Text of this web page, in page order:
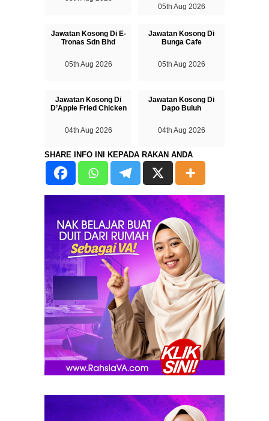
05th Aug 2026
Jawatan Kosong Di E-
Tronas Sdn Bhd
05th Aug 2026
Jawatan Kosong Di
Bunga Cafe
05th Aug 2026
Jawatan Kosong Di
D’Apple Fried Chicken
04th Aug 2026
Jawatan Kosong Di
Dapo Buluh
04th Aug 2026
SHARE INFO INI KEPADA RAKAN ANDA